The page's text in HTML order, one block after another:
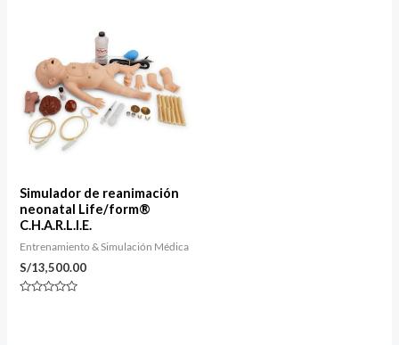
Simulador de reanimación
neonatal Life/form®
C.H.A.R.L.I.E.
Entrenamiento & Simulación Médica
S/13,500.00